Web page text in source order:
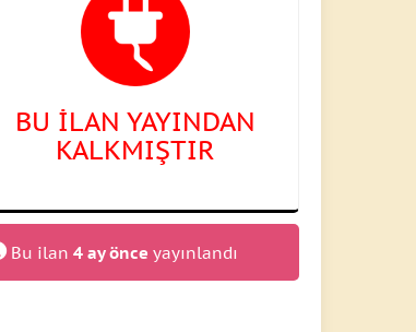
BU İLAN YAYINDAN
KALKMIŞTIR
Bu ilan 4 ay önce yayınlandı